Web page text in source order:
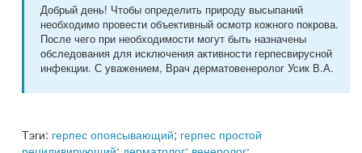
Добрый день! Чтобы определить природу высыпаний
необходимо провести объективный осмотр кожного покрова.
После чего при необходимости могут быть назначены
обследования для исключения активности герпесвирусной
инфекции. С уважением, Врач дерматовенеролог Усик В.А.
Тэги: герпес опоясывающий; герпес простой